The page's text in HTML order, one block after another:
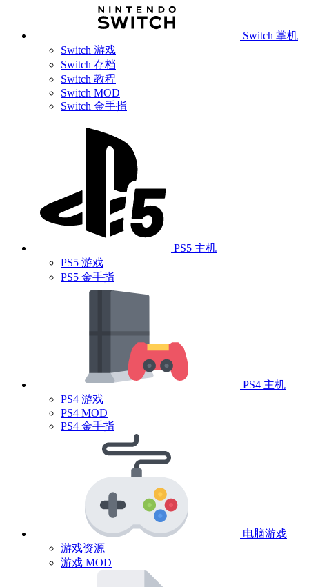
Switch 掌机
Switch 游戏
Switch 存档
Switch 教程
Switch MOD
Switch 金手指
PS5 主机
PS5 游戏
PS5 金手指
PS4 主机
PS4 游戏
PS4 MOD
PS4 金手指
电脑游戏
游戏资源
游戏 MOD